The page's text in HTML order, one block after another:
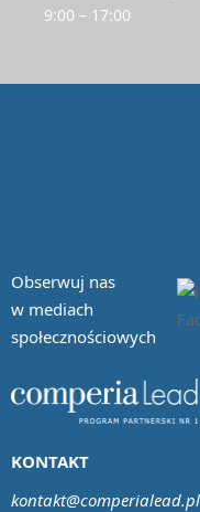
9:00 – 17:00
Obserwuj nas
w mediach
społecznościowych
KONTAKT
kontakt@comperialead.pl